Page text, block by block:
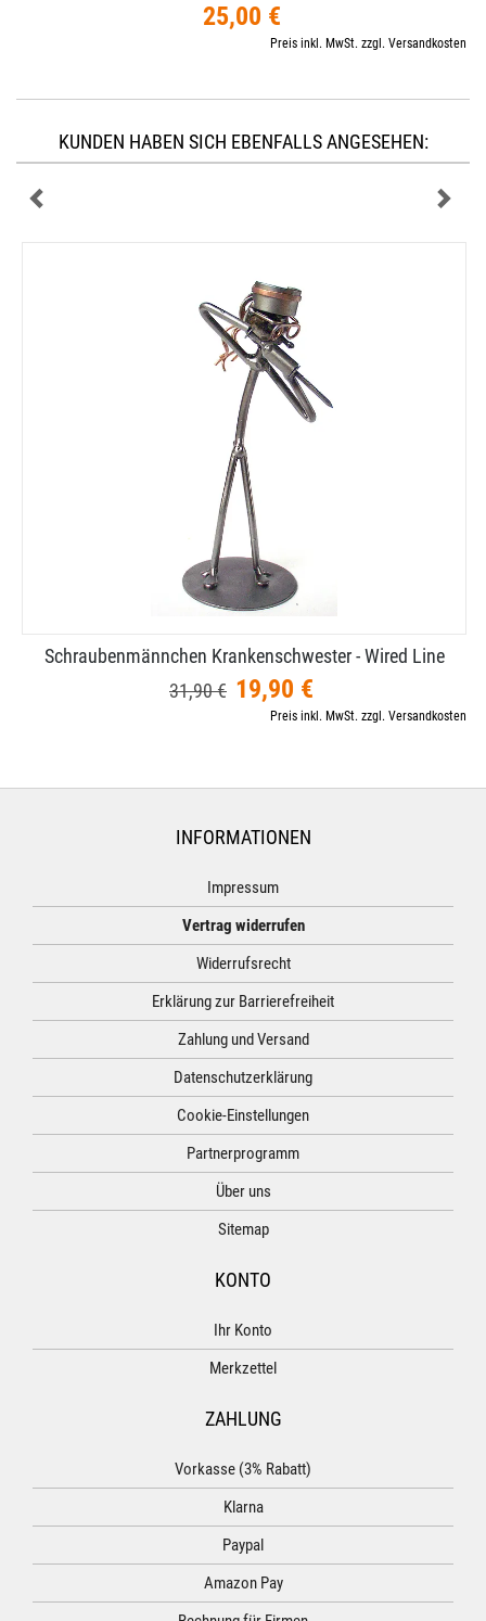
25,00 €
Preis inkl. MwSt. zzgl. Versandkosten
KUNDEN HABEN SICH EBENFALLS ANGESEHEN:
Schraubenmännchen Krankenschwester - Wired Line
31,90 € 19,90 €
Preis inkl. MwSt. zzgl. Versandkosten
INFORMATIONEN
Impressum
Vertrag widerrufen
Widerrufsrecht
Erklärung zur Barrierefreiheit
Zahlung und Versand
Datenschutzerklärung
Cookie-Einstellungen
Partnerprogramm
Über uns
Sitemap
KONTO
Ihr Konto
Merkzettel
ZAHLUNG
Vorkasse (3% Rabatt)
Klarna
Paypal
Amazon Pay